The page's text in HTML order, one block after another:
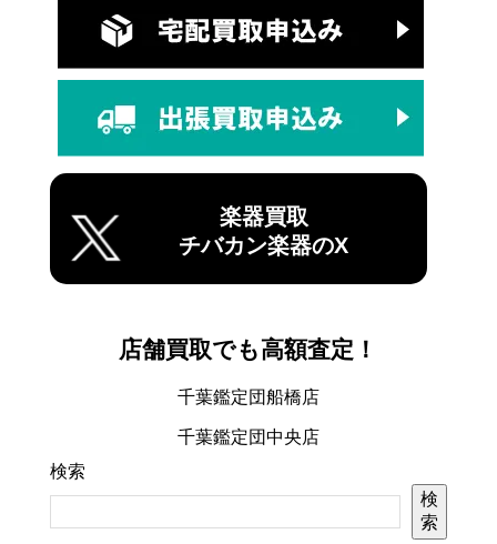
楽器買取
チバカン楽器のX
店舗買取でも高額査定！
千葉鑑定団船橋店
千葉鑑定団中央店
検索
検
索